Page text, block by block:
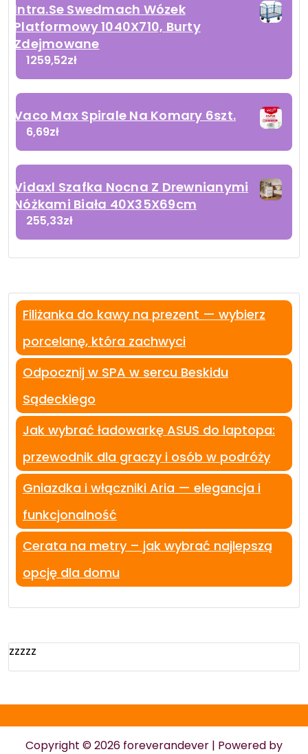
Intra.Se Swedmach Wózek
Platformowy 1040X710, Burty
Zdejmowane
1259,52zł
Vaco Max Spirale Na Komary 6szt.
6,69zł
Vidaxl Szafka Nocna Z Drewnianymi
Nóżkami Biała 40X35X69cm
255,33zł
Filiżanka do kawy na prezent — wybierz
porcelanę, która zachwyci
Odpocznij w SPA w sercu Beskidu
Sądeckiego
Jak wybrać ładowarkę ASUS do laptopa:
przewodnik dla graczy i osób w podróży
Gniazdka i włączniki Aria — elegancja i
funkcjonalność
Cerata na metry – jak wybrać najlepszą
opcję dla domu
zzzzz
Copyright © 2026 foreverandever | Powered by